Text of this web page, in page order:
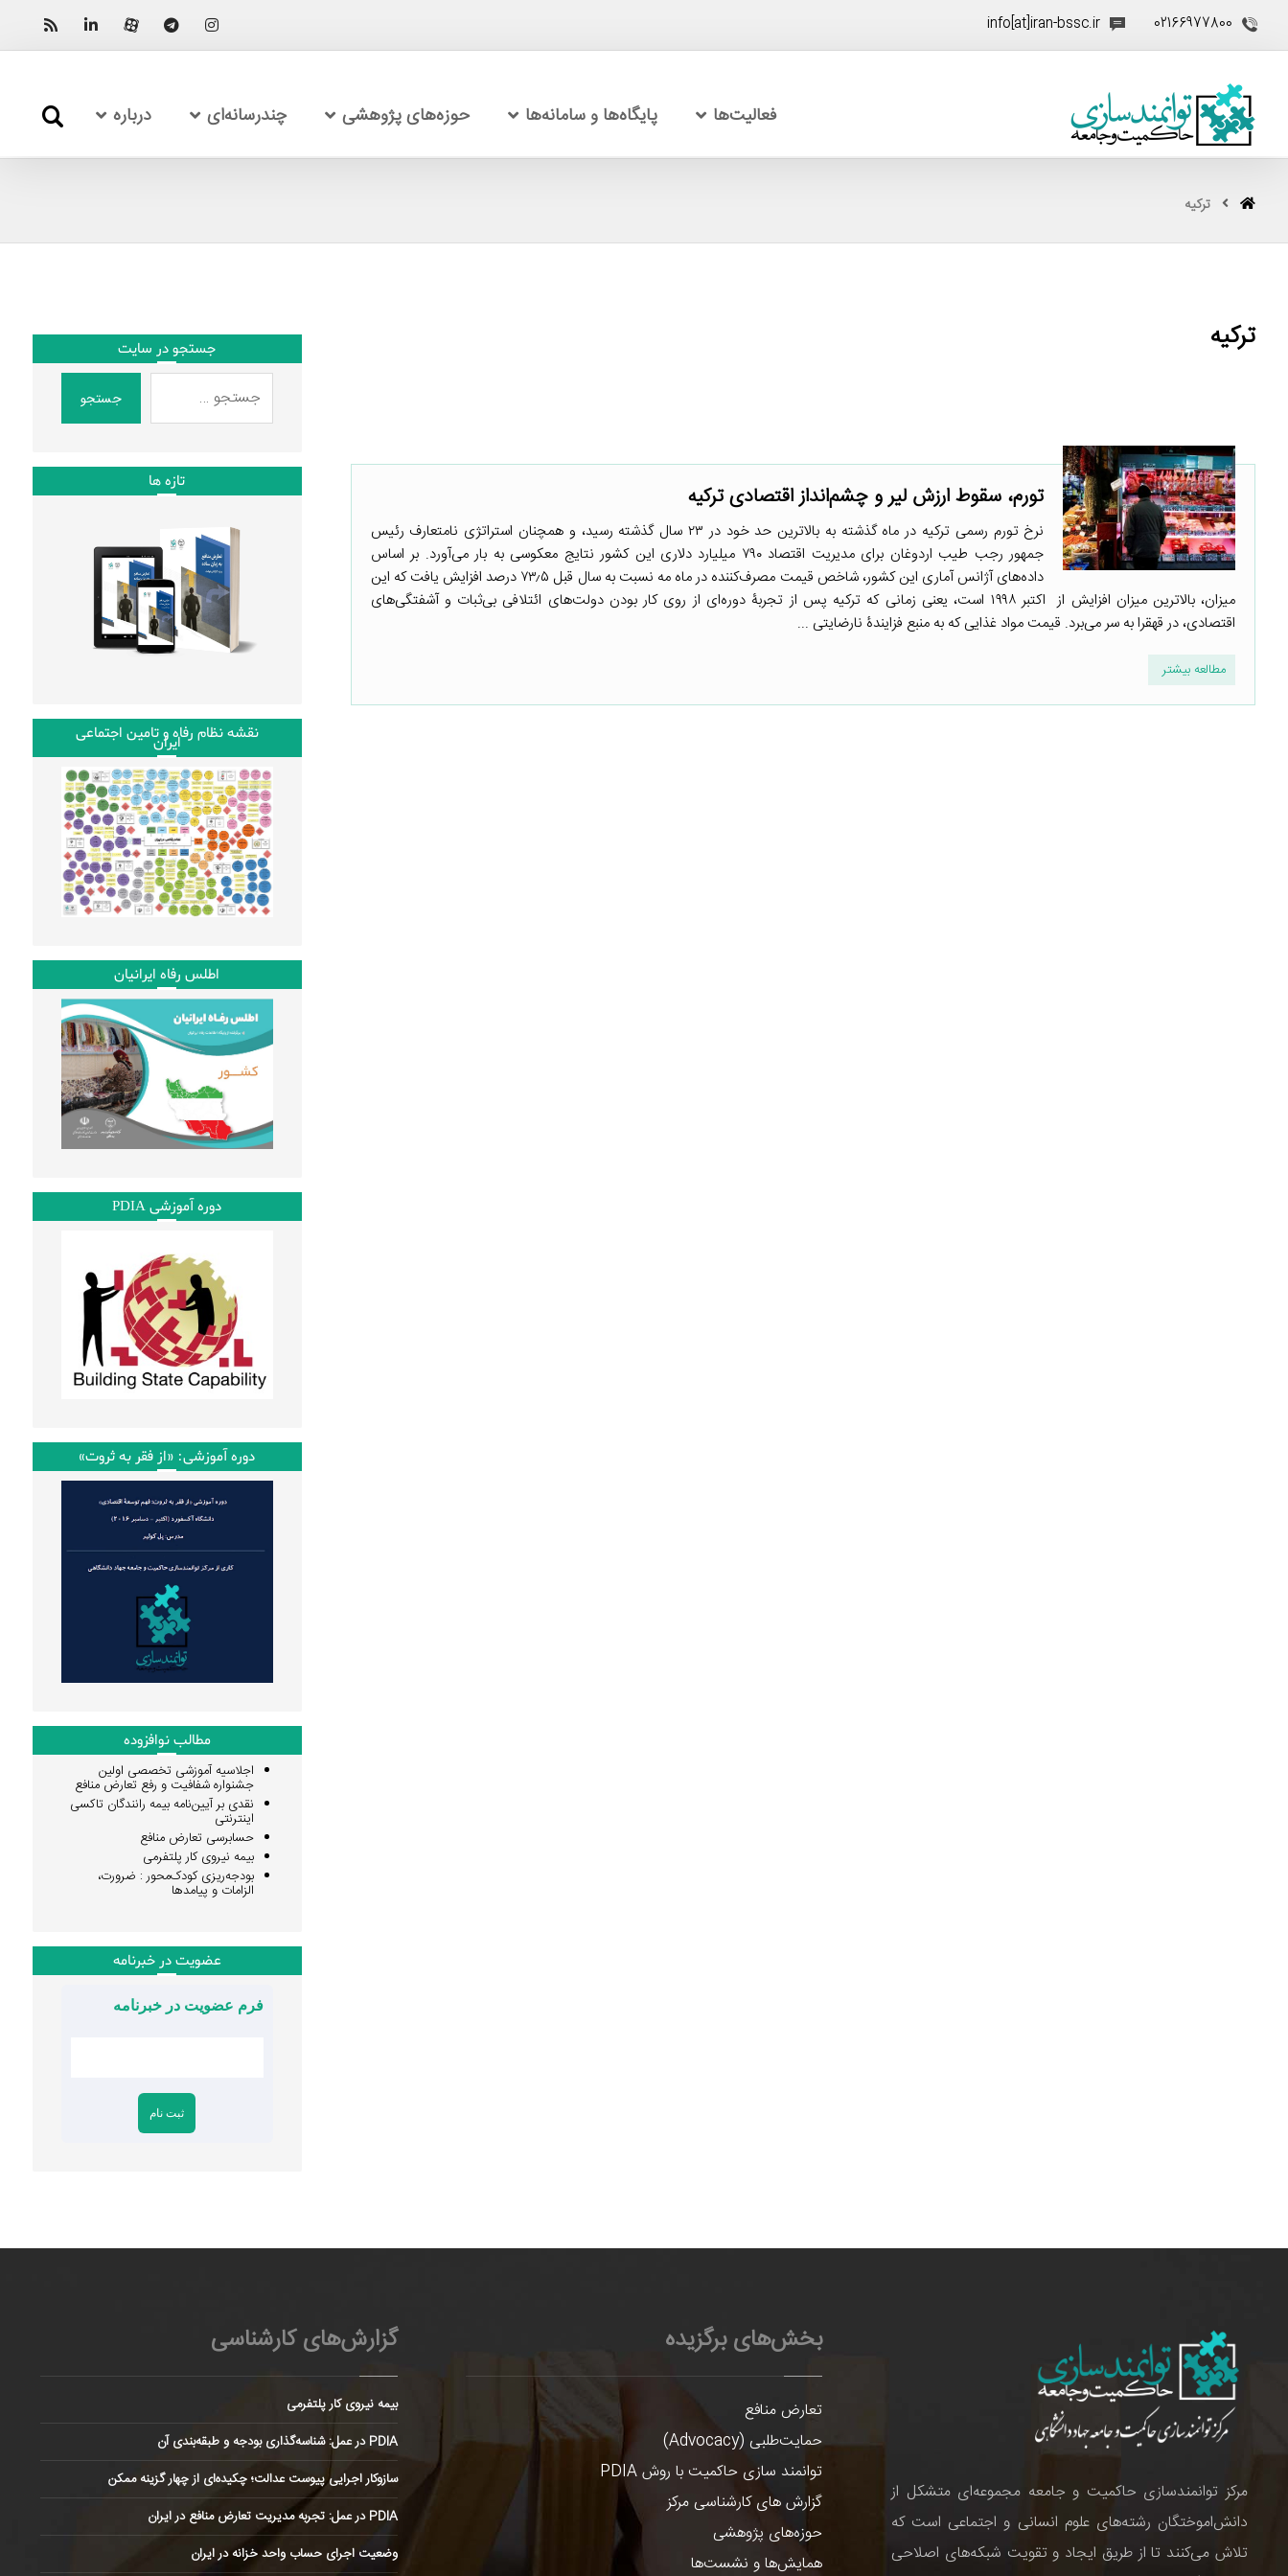
02166977800
info[at]iran-bssc.ir
فعالیت‌ها پایگاه‌ها و سامانه‌ها حوزه‌های پژوهشی چندرسانه‌ای درباره
ترکیه
ترکیه
تورم، سقوط ارزش لیر و چشم‌انداز اقتصادی ترکیه
نرخ تورم رسمی ترکیه در ماه گذشته به بالاترین حد خود در ۲۳ سال گذشته رسید، و همچنان استراتژی نامتعارف رئیس
جمهور رجب طیب اردوغان برای مدیریت اقتصاد ۷۹۰ میلیارد دلاری این کشور نتایج معکوسی به بار می‌آورد. بر اساس
داده‌های آژانس آماری این کشور، شاخص قیمت مصرف‌کننده در ماه مه نسبت به سال قبل ۷۳٫۵ درصد افزایش یافت که این
میزان، بالاترین میزان افزایش از اکتبر ۱۹۹۸ است، یعنی زمانی که ترکیه پس از تجربۀ دوره‌ای از روی کار بودن دولت‌های ائتلافی بی‌ثبات و آشفتگی‌های
اقتصادی، در قهقرا به سر می‌برد. قیمت مواد غذایی که به منبع فزایندۀ نارضایتی ...
مطالعه بیشتر
جستجو در سایت
جستجو
تازه ها
نقشه نظام رفاه و تامین اجتماعی
ایران
اطلس رفاه ایرانیان
دوره آموزشی PDIA
دوره آموزشی: «از فقر به ثروت»
مطالب نوافزوده
اجلاسیه آموزشی تخصصی اولین
جشنواره شفافیت و رفع تعارض منافع
نقدی بر آیین‌نامه بیمه رانندگان تاکسی
اینترنتی
حسابرسی تعارض منافع
بیمه نیروی کار پلتفرمی
بودجه‌ریزی کودک‌محور : ضرورت،
الزامات و پیامدها
عضویت در خبرنامه
فرم عضویت در خبرنامه
مرکز توانمندسازی حاکمیت و جامعه مجموعه‌ای متشکل از
دانش‌اموختگان رشته‌های علوم انسانی و اجتماعی است که
تلاش می‌کنند تا از طریق ایجاد و تقویت شبکه‌های اصلاحی
بخش‌های برگزیده
تعارض منافع
حمایت‌طلبی (Advocacy)
توانمند سازی حاکمیت با روش PDIA
گزارش های کارشناسی مرکز
حوزه‌های پژوهشی
همایش‌ها و نشست‌ها
گزارش‌های کارشناسی
بیمه نیروی کار پلتفرمی
PDIA در عمل: شناسه‌گذاری بودجه و طبقه‌بندی آن
سازوکار اجرایی پیوست عدالت؛ چکیده‌ای از چهار گزینه ممکن
PDIA در عمل: تجربه مدیریت تعارض منافع در ایران
وضعیت اجرای حساب واحد خزانه در ایران